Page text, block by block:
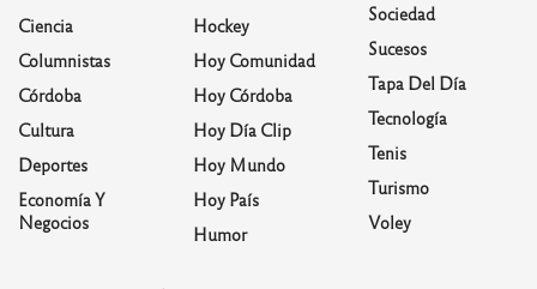
Ciencia
Columnistas
Córdoba
Cultura
Deportes
Economía Y
Negocios
Hockey
Hoy Comunidad
Hoy Córdoba
Hoy Día Clip
Hoy Mundo
Hoy País
Humor
Sociedad
Sucesos
Tapa Del Día
Tecnología
Tenis
Turismo
Voley